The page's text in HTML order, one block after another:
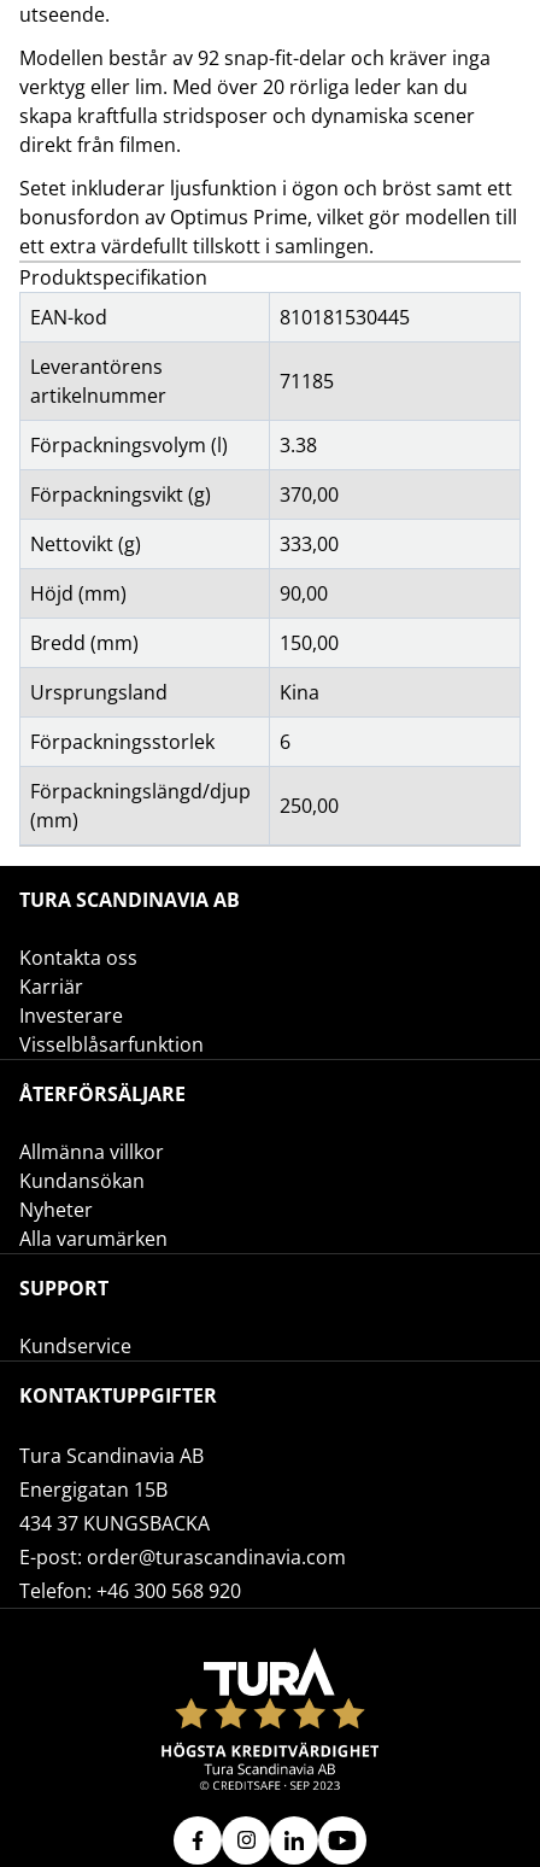
utseende.
Modellen består av 92 snap-fit-delar och kräver inga
verktyg eller lim. Med över 20 rörliga leder kan du
skapa kraftfulla stridsposer och dynamiska scener
direkt från filmen.
Setet inkluderar ljusfunktion i ögon och bröst samt ett
bonusfordon av Optimus Prime, vilket gör modellen till
ett extra värdefullt tillskott i samlingen.
Produktspecifikation
EAN-kod
810181530445
Leverantörens
artikelnummer
71185
Förpackningsvolym (l)
3.38
Förpackningsvikt (g)
370,00
Nettovikt (g)
333,00
Höjd (mm)
90,00
Bredd (mm)
150,00
Ursprungsland
Kina
Förpackningsstorlek
6
Förpackningslängd/djup
(mm)
250,00
TURA SCANDINAVIA AB
Kontakta oss
Karriär
Investerare
Visselblåsarfunktion
ÅTERFÖRSÄLJARE
Allmänna villkor
Kundansökan
Nyheter
Alla varumärken
SUPPORT
Kundservice
KONTAKTUPPGIFTER
Tura Scandinavia AB
Energigatan 15B
434 37 KUNGSBACKA
E-post: order@turascandinavia.com
Telefon: +46 300 568 920